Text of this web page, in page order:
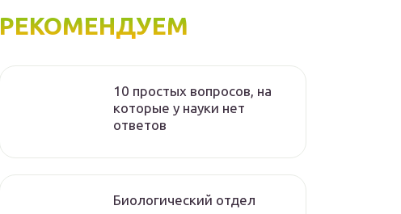
РЕКОМЕНДУЕМ
10 простых вопросов, на
которые у науки нет
ответов
Биологический отдел